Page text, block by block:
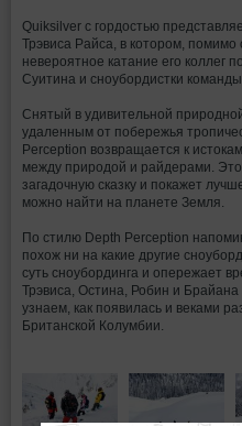
Quiksilver с гордостью
Трэвиса Райса, в котором,
невероятное катание его коллег
Суитина и сноубордистки
Снятый в удивительной
удаленным от побережья
Perception возвращается к
между природой и райдерами.
загадочную сказку и покажет
можно найти на планете Земля.
По стилю Depth Perception
похож ни на какие другие
суть сноубординга и опережает
Трэвиса, Остина, Робин и Брайана
узнаем, как появилась и веками
Британской Колумбии.